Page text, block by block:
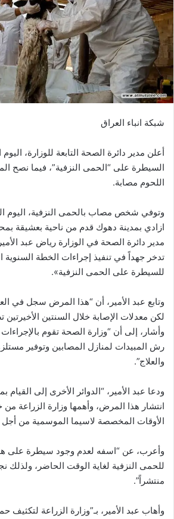
شبكة انباء العراق
أعلن مدير دائرة الصحة التابعة للوزارة، اليوم
السيطرة على “الحمى النزفية”، فيما نصح
اللحوم مصابة.
وتوفي شخص مصاب بالحمى النزفية، اليوم
ازادي بمدينة دهوك قدم من ناحية بعشيقة
مدير دائرة الصحة في الوزارة رياض عبد
تدخر جهداً في تنفيذ إجراءات الخطة السنوية
للسيطرة على الحمى النزفية».
لكن معدلات الإصابة خلال السنتين
وأشار، إلى أن “وزارة الصحة تقوم
رش المبيدات لمنازل المصابين وتوفير
والعلاج”.
ودعا عبد الأمير، “الدوائر الأخرى إلى القيام
انتشار هذا المرض، وأهمها وزارة الزراعة
الأوقات المخصصة لاسيما الموسمية من أجل
وأعرب، عن “اسفه لعدم وجود سيطرة على
للحمى النزفية لغاية الوقت الحاضر، ولذلك
منتشراً”.
وأهاب عبد الأمير، بـ”وزارة الزراعة لتكثيف